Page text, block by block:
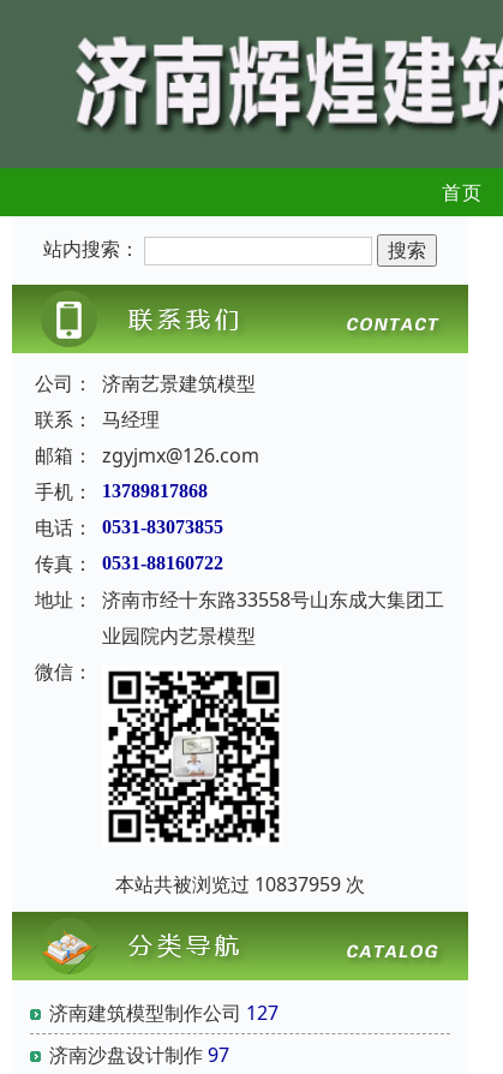
首页
站内搜索：
公司：
济南艺景建筑模型
联系：
马经理
邮箱：
zgyjmx@126.com
手机：
13789817868
电话： 0531-83073855
传真： 0531-88160722
地址：
济南市经十东路33558号山东成大集团工
业园院内艺景模型
微信：
本站共被浏览过 10837959 次
济南建筑模型制作公司 127
济南沙盘设计制作97